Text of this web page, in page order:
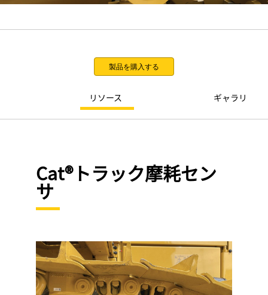
製品を購入する
リソース ギャラリ
Cat®トラック摩耗セン
サ